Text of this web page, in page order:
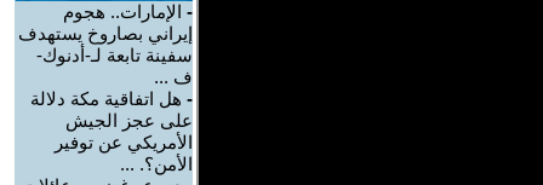
- الإمارات.. هجوم
إيراني بصاروخ يستهدف
سفينة تابعة لـ-أدنوك-
ف ...
- هل اتفاقية مكة دلالة
على عجز الجيش
الأمريكي عن توفير
الأمن؟. ...